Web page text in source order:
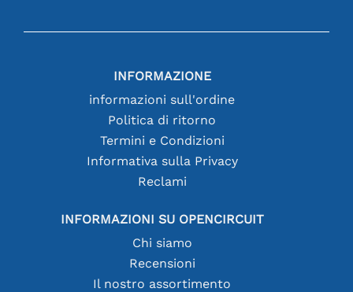
INFORMAZIONE
informazioni sull'ordine
Politica di ritorno
Termini e Condizioni
Informativa sulla Privacy
Reclami
INFORMAZIONI SU OPENCIRCUIT
Chi siamo
Recensioni
Il nostro assortimento